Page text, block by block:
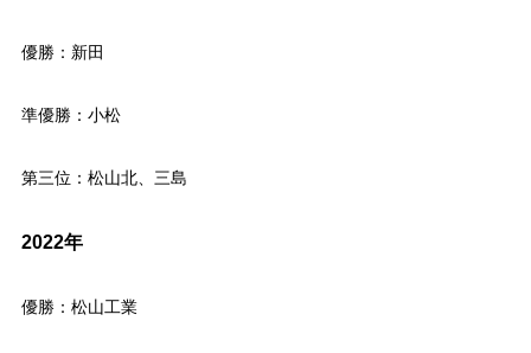
優勝：新田
準優勝：小松
第三位：松山北、三島
2022年
優勝：松山工業